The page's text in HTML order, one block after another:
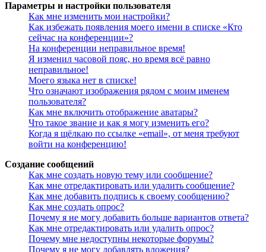
Параметры и настройки пользователя
Как мне изменить мои настройки?
Как избежать появления моего имени в списке «Кто
сейчас на конференции»?
На конференции неправильное время!
Я изменил часовой пояс, но время всё равно
неправильное!
Моего языка нет в списке!
Что означают изображения рядом с моим именем
пользователя?
Как мне включить отображение аватары?
Что такое звание и как я могу изменить его?
Когда я щёлкаю по ссылке «email», от меня требуют
войти на конференцию!
Создание сообщений
Как мне создать новую тему или сообщение?
Как мне отредактировать или удалить сообщение?
Как мне добавить подпись к своему сообщению?
Как мне создать опрос?
Почему я не могу добавить больше вариантов ответа?
Как мне отредактировать или удалить опрос?
Почему мне недоступны некоторые форумы?
Почему я не могу добавлять вложения?